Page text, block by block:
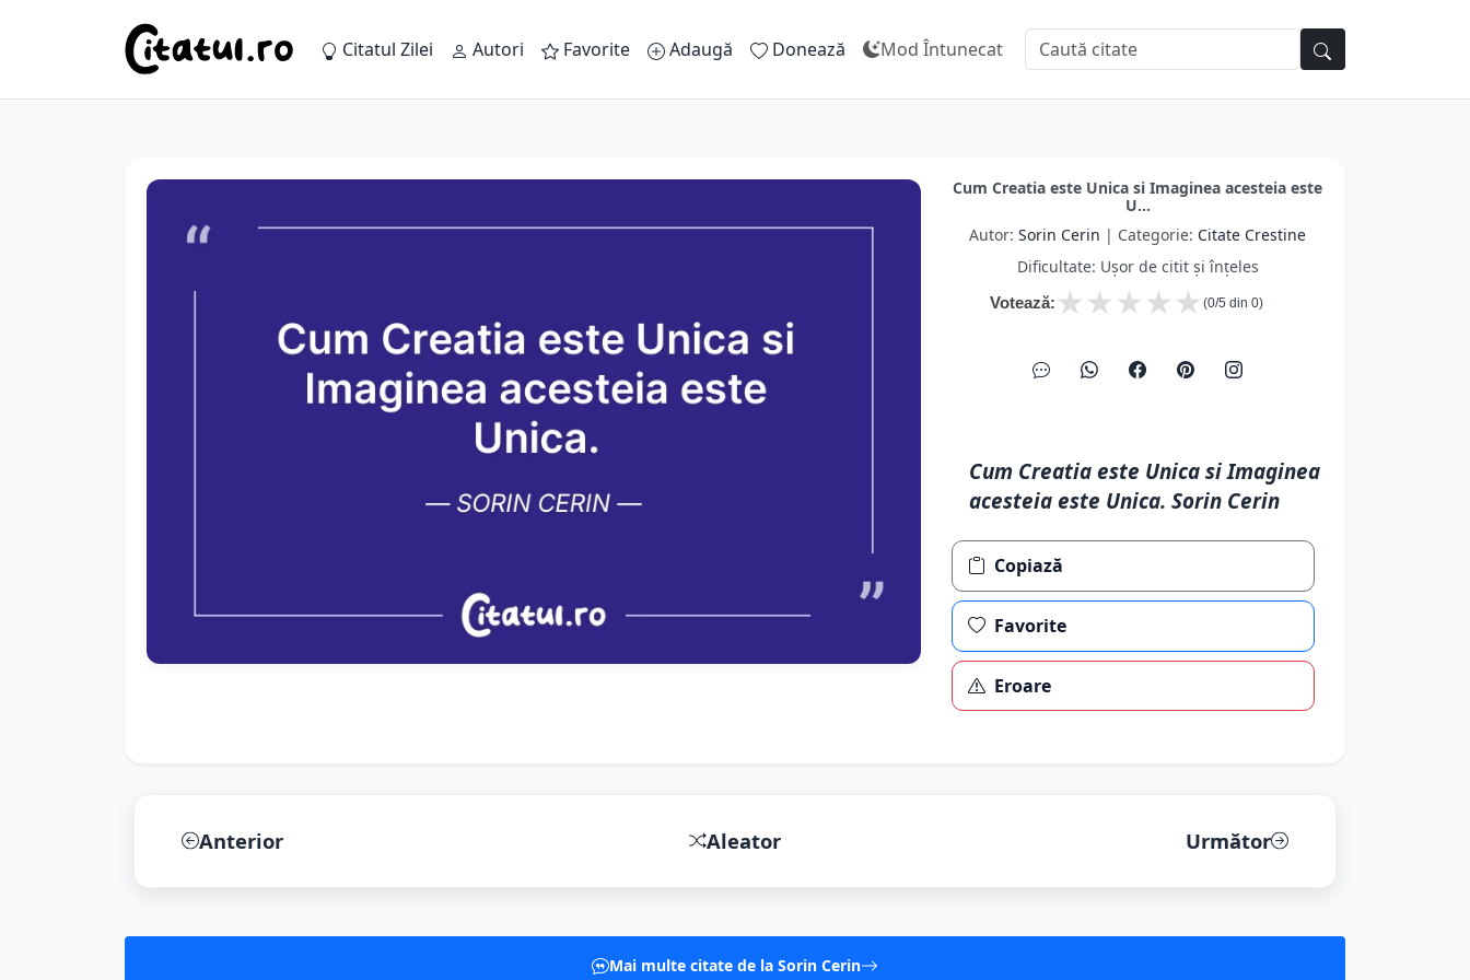
Citatul Zilei Autori Favorite Adaugă Donează Mod Întunecat
Cum Creatia este Unica si Imaginea acesteia este
U...
Autor: Sorin Cerin | Categorie: Citate Crestine
Dificultate: Ușor de citit și înțeles
Votează: ★
★
★
★
★ (0/5 din 0)
Cum Creatia este Unica si Imaginea
acesteia este Unica. Sorin Cerin
Copiază
Favorite
Eroare
Anterior Aleator Următor
Mai multe citate de la Sorin Cerin